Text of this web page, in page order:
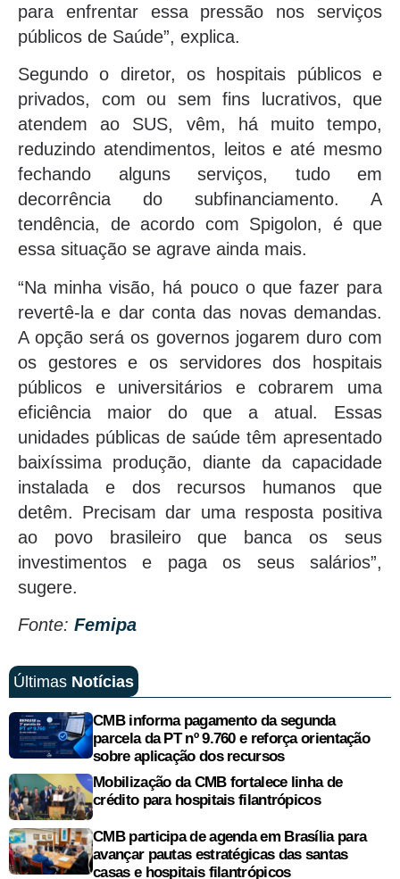
para enfrentar essa pressão nos serviços
públicos de Saúde”, explica.
Segundo o diretor, os hospitais públicos e
privados, com ou sem fins lucrativos, que
atendem ao SUS, vêm, há muito tempo,
reduzindo atendimentos, leitos e até mesmo
fechando alguns serviços, tudo em
decorrência do subfinanciamento. A
tendência, de acordo com Spigolon, é que
essa situação se agrave ainda mais.
“Na minha visão, há pouco o que fazer para
revertê-la e dar conta das novas demandas.
A opção será os governos jogarem duro com
os gestores e os servidores dos hospitais
públicos e universitários e cobrarem uma
eficiência maior do que a atual. Essas
unidades públicas de saúde têm apresentado
baixíssima produção, diante da capacidade
instalada e dos recursos humanos que
detêm. Precisam dar uma resposta positiva
ao povo brasileiro que banca os seus
investimentos e paga os seus salários”,
sugere.
Fonte: Femipa
Últimas Notícias
CMB informa pagamento da segunda
parcela da PT nº 9.760 e reforça orientação
sobre aplicação dos recursos
Mobilização da CMB fortalece linha de
crédito para hospitais filantrópicos
CMB participa de agenda em Brasília para
avançar pautas estratégicas das santas
casas e hospitais filantrópicos